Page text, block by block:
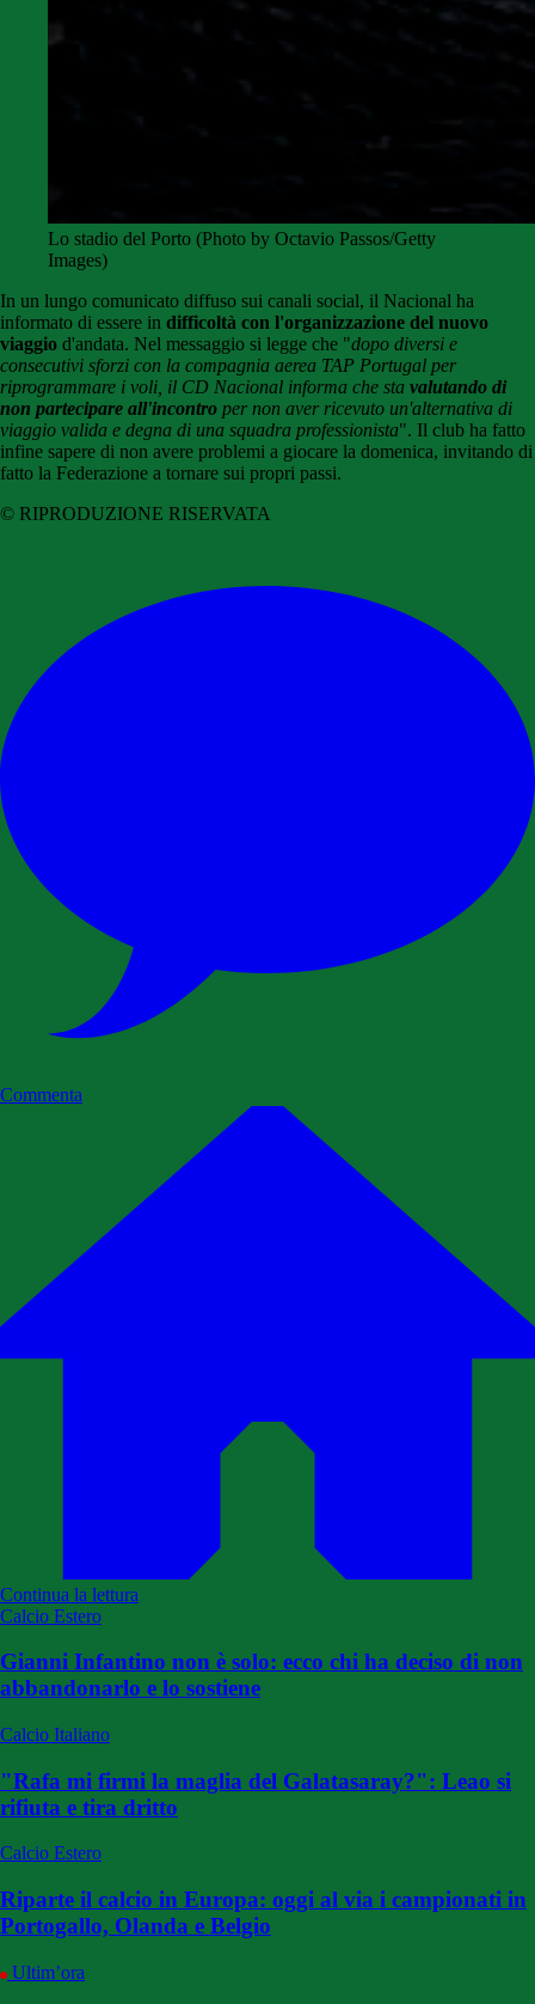
Lo stadio del Porto (Photo by Octavio Passos/Getty
Images)
In un lungo comunicato diffuso sui canali social, il Nacional ha
informato di essere in difficoltà con l'organizzazione del nuovo
viaggio d'andata. Nel messaggio si legge che "dopo diversi e
consecutivi sforzi con la compagnia aerea TAP Portugal per
riprogrammare i voli, il CD Nacional informa che sta valutando di
non partecipare all'incontro per non aver ricevuto un'alternativa di
viaggio valida e degna di una squadra professionista". Il club ha fatto
infine sapere di non avere problemi a giocare la domenica, invitando di
fatto la Federazione a tornare sui propri passi.
© RIPRODUZIONE RISERVATA
Commenta
Continua la lettura
Calcio Estero
Gianni Infantino non è solo: ecco chi ha deciso di non
abbandonarlo e lo sostiene
Calcio Italiano
"Rafa mi firmi la maglia del Galatasaray?": Leao si
rifiuta e tira dritto
Calcio Estero
Riparte il calcio in Europa: oggi al via i campionati in
Portogallo, Olanda e Belgio
Ultim’ora